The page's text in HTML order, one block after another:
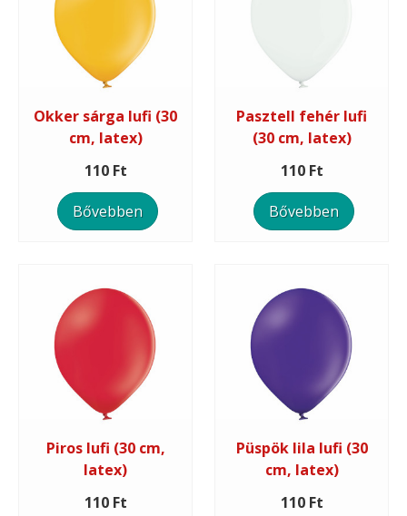
Okker sárga lufi (30
cm, latex)
110 Ft
Bővebben
Pasztell fehér lufi
(30 cm, latex)
110 Ft
Bővebben
Piros lufi (30 cm,
latex)
110 Ft
Püspök lila lufi (30
cm, latex)
110 Ft